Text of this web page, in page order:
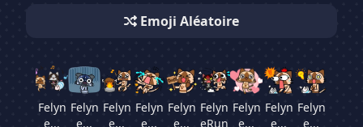
Emoji Aléatoire
Felyn
e...
Felyn
e...
Felyn
e...
Felyn
e...
Felyn
e...
Felyn
eRun
Felyn
e...
Felyn
e...
Felyn
e...
Date d'ajout :